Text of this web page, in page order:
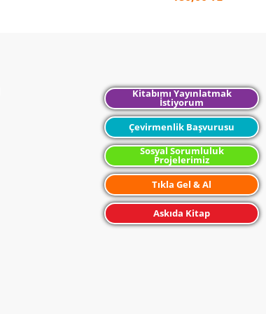
Kitabımı Yayınlatmak
İstiyorum
Çevirmenlik Başvurusu
Sosyal Sorumluluk
Projelerimiz
Tıkla Gel & Al
Askıda Kitap